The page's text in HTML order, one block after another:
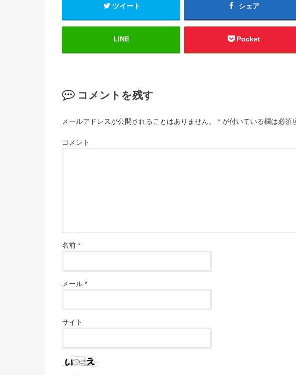
ツイート シェア
LINE Pocket
コメントを残す
メールアドレスが公開されることはありません。 * が付いている欄は必須
コメント
名前 *
メール *
サイト